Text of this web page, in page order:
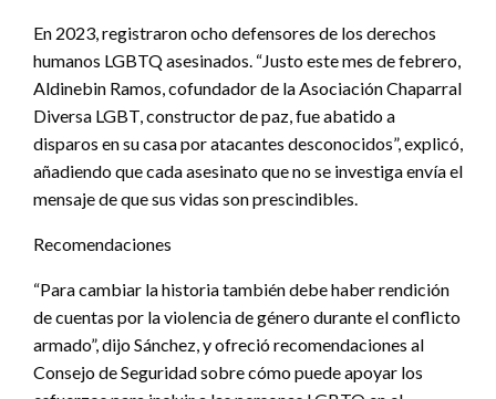
En 2023, registraron ocho defensores de los derechos
humanos LGBTQ asesinados. “Justo este mes de febrero,
Aldinebin Ramos, cofundador de la Asociación Chaparral
Diversa LGBT, constructor de paz, fue abatido a
disparos en su casa por atacantes desconocidos”, explicó,
añadiendo que cada asesinato que no se investiga envía el
mensaje de que sus vidas son prescindibles.
Recomendaciones
“Para cambiar la historia también debe haber rendición
de cuentas por la violencia de género durante el conflicto
armado”, dijo Sánchez, y ofreció recomendaciones al
Consejo de Seguridad sobre cómo puede apoyar los